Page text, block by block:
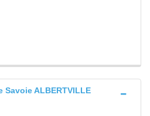
Savoie ALBERTVILLE